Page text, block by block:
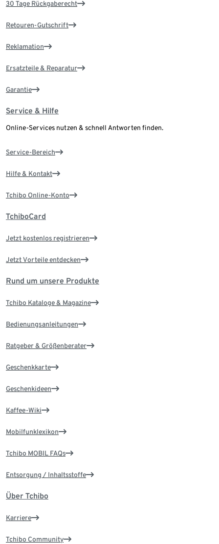
30 Tage Rückgaberecht
Retouren-Gutschrift
Reklamation
Ersatzteile & Reparatur
Garantie
Service & Hilfe
Online-Services nutzen & schnell Antworten finden.
Service-Bereich
Hilfe & Kontakt
Tchibo Online-Konto
TchiboCard
Jetzt kostenlos registrieren
Jetzt Vorteile entdecken
Rund um unsere Produkte
Tchibo Kataloge & Magazine
Bedienungsanleitungen
Ratgeber & Größenberater
Geschenkkarte
Geschenkideen
Kaffee-Wiki
Mobilfunklexikon
Tchibo MOBIL FAQs
Entsorgung / Inhaltsstoffe
Über Tchibo
Karriere
Tchibo Community